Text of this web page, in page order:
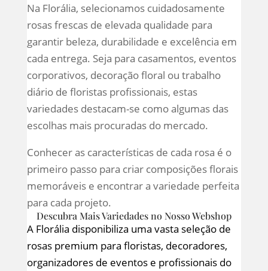
Na Florália, selecionamos cuidadosamente
rosas frescas de elevada qualidade para
garantir beleza, durabilidade e excelência em
cada entrega. Seja para casamentos, eventos
corporativos, decoração floral ou trabalho
diário de floristas profissionais, estas
variedades destacam-se como algumas das
escolhas mais procuradas do mercado.
Conhecer as características de cada rosa é o
primeiro passo para criar composições florais
memoráveis e encontrar a variedade perfeita
para cada projeto.
Descubra Mais Variedades no Nosso Webshop
A Florália disponibiliza uma vasta seleção de
rosas premium para floristas, decoradores,
organizadores de eventos e profissionais do